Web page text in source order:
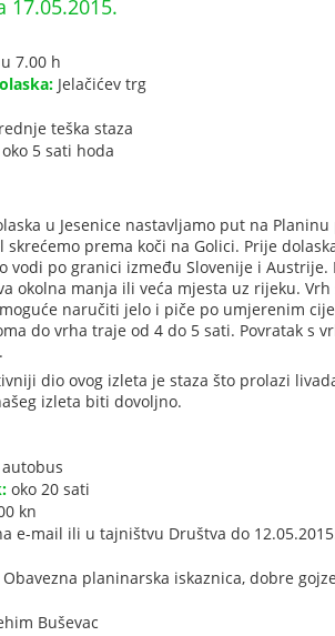
17.05.2015.
u 7.00 h
Jelačićev trg
teška staza
oko 5 sati hoda
u Jesenice nastavljamo put na
skrećemo prema koči na Golici. Prije
vodi po granici između Slovenije i
okolna manja ili veća mjesta uz rijeku.
naručiti jelo i piče po umjerenim
do vrha traje od 4 do 5 sati. Povratak s
dio ovog izleta je staza što prolazi
izleta biti dovoljno.
autobus
oko 20 sati
kn
e-mail ili u tajništvu Društva do
Obavezna planinarska iskaznica, dobre
Buševac